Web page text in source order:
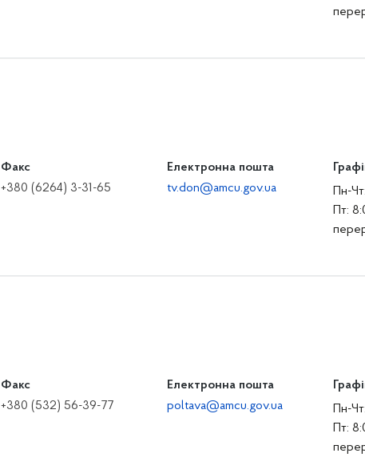
Факс
+380 (6264) 3-31-65
Електронна пошта
tv.don@amcu.gov.ua
Пн-
Пт:
Факс
+380 (532) 56-39-77
Електронна пошта
poltava@amcu.gov.ua
Пн-
Пт: